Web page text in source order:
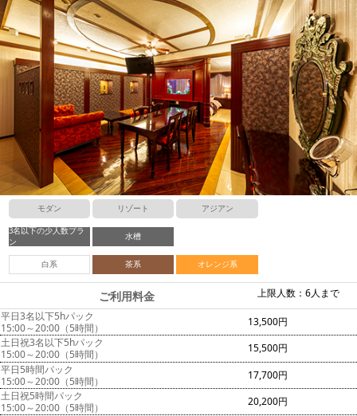
モダン リゾート アジアン
3名以下の少人数プラ
ン
水槽
白系 茶系 オレンジ系
上限人数：6人まで
ご利用料金
平日3名以下5hパック
15:00～20:00（5時間）
13,500円
土日祝3名以下5hパック
15:00～20:00（5時間）
15,500円
平日5時間パック
15:00～20:00（5時間）
17,700円
土日祝5時間パック
15:00～20:00（5時間）
20,200円